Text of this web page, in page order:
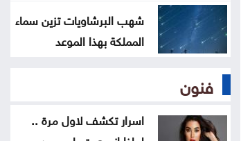
فينيسيوس جونيور يمدد عقده مع
ريال مدريد
شهب البرشاويات تزين سماء
المملكة بهذا الموعد
فنون
اسرار تكشف لاول مرة ..